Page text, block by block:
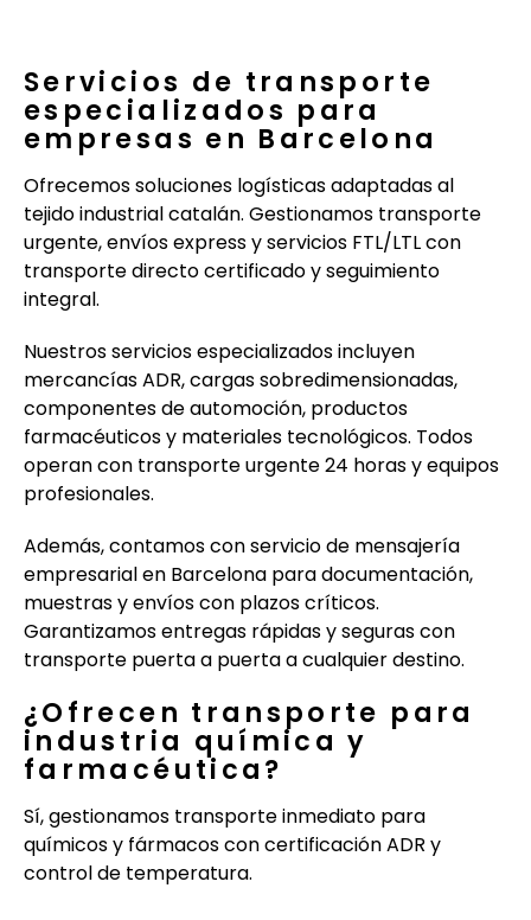
Servicios de transporte
especializados para
empresas en Barcelona
Ofrecemos soluciones logísticas adaptadas al
tejido industrial catalán. Gestionamos transporte
urgente, envíos express y servicios FTL/LTL con
transporte directo certificado y seguimiento
integral.
Nuestros servicios especializados incluyen
mercancías ADR, cargas sobredimensionadas,
componentes de automoción, productos
farmacéuticos y materiales tecnológicos. Todos
operan con transporte urgente 24 horas y equipos
profesionales.
Además, contamos con servicio de mensajería
empresarial en Barcelona para documentación,
muestras y envíos con plazos críticos.
Garantizamos entregas rápidas y seguras con
transporte puerta a puerta a cualquier destino.
¿Ofrecen transporte para
industria química y
farmacéutica?
Sí, gestionamos transporte inmediato para
químicos y fármacos con certificación ADR y
control de temperatura.